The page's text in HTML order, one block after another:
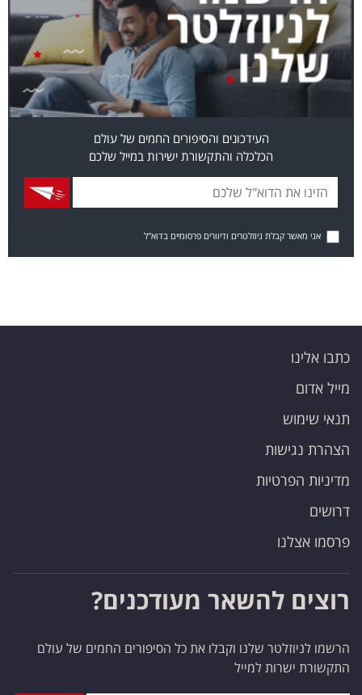
העידכונים והסיפורים החמים של עולם
הכלכלה והתקשורת ישירות במייל שלכם
אני מאשר קבלת ניוזלטרים ודיוורים פרסומיים בדוא"ל
כתבו אלינו
מייל אדום
תנאי שימוש
הצהרת נגישות
מדיניות הפרטיות
דרושים
פרסמו אצלנו
רוצים להשאר מעודכנים?
הרשמו לניוזלטר שלנו וקבלו את כל הסיפורים החמים של עולם
התקשורת ישרות למייל